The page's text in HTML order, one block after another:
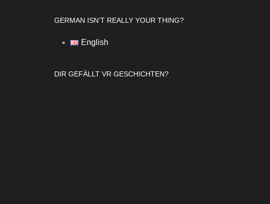
GERMAN ISN’T REALLY YOUR THING?
English
DIR GEFÄLLT VR GESCHICHTEN?